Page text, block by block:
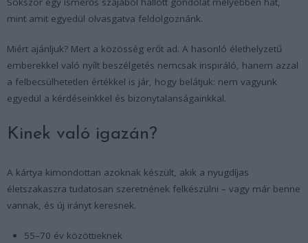
mint amit egyedül olvasgatva feldolgoznánk.
Miért ajánljuk? Mert a közösség erőt ad. A hasonló élethelyzetű
emberekkel való nyílt beszélgetés nemcsak inspiráló, hanem azzal
a felbecsülhetetlen értékkel is jár, hogy belátjuk: nem vagyunk
egyedül a kérdéseinkkel és bizonytalanságainkkal.
Kinek való igazán?
A kártya kimondottan azoknak készült, akik a nyugdíjas
életszakaszra tudatosan szeretnének felkészülni – vagy már benne
vannak, és új irányt keresnek.
55–70 év közöttieknek